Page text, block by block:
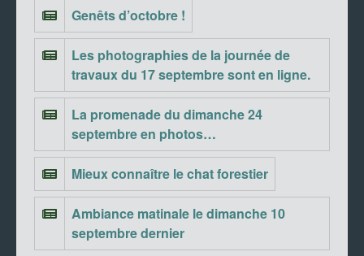
Genêts d’octobre !
Les photographies de la journée de
travaux du 17 septembre sont en ligne.
La promenade du dimanche 24
septembre en photos…
Mieux connaître le chat forestier
Ambiance matinale le dimanche 10
septembre dernier